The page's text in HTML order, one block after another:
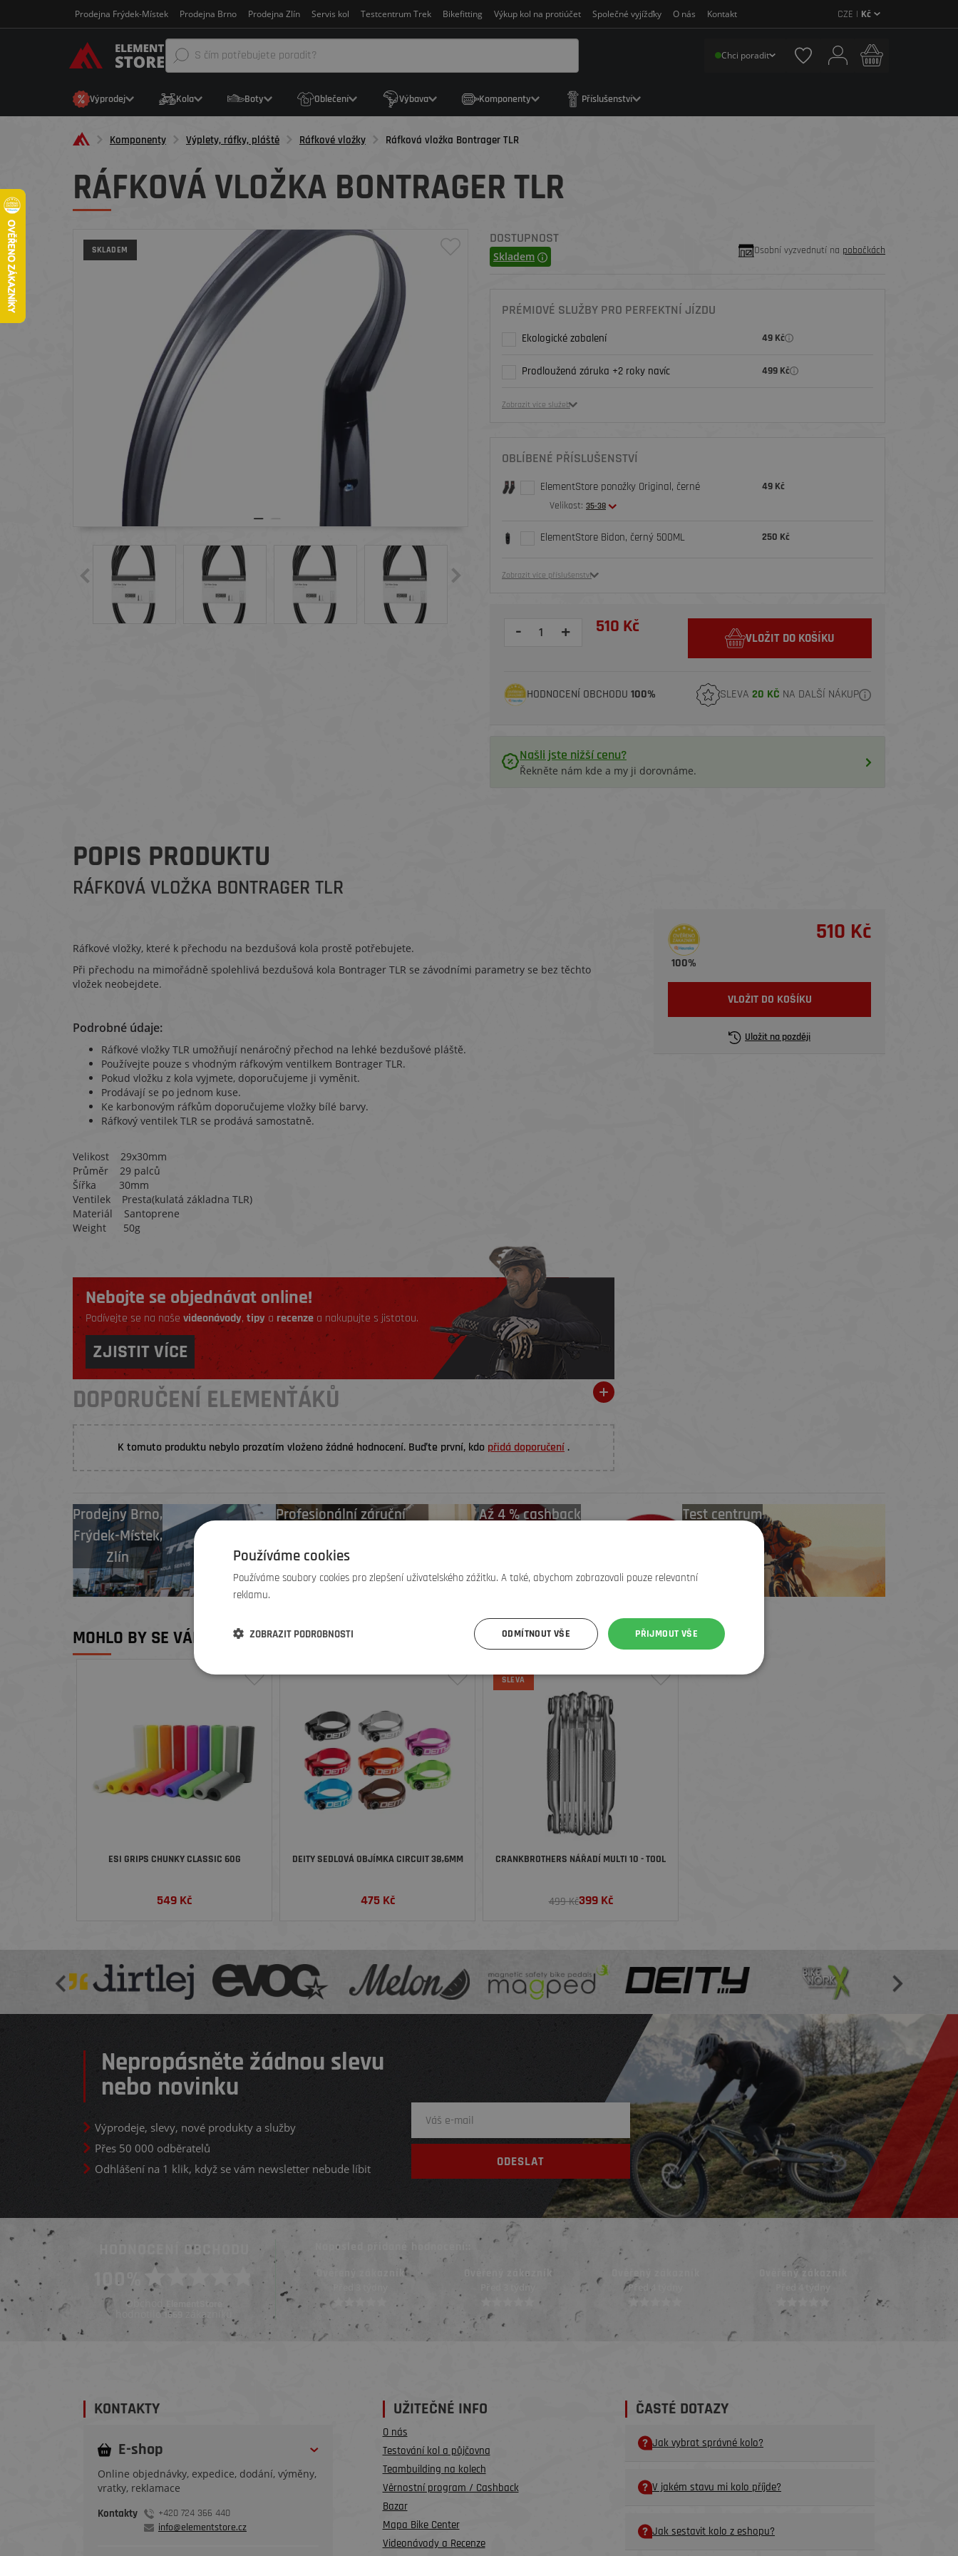
Prodejna Frýdek-Místek Prodejna Brno Prodejna Zlín Servis kol Testcentrum Trek Bikefitting Výkup kol na protiúčet Společné vyjížďky O nás Kontakt CZE | Kč
Chci poradit
Výprodej Kola Boty Oblečení Výbava Komponenty Příslušenství
Komponenty Výplety, ráfky, pláště Ráfkové vložky Ráfková vložka Bontrager TLR
RÁFKOVÁ VLOŽKA BONTRAGER TLR
SKLADEM
DOSTUPNOST
Skladem Osobní vyzvednutí na pobočkách
PRÉMIOVÉ SLUŽBY PRO PERFEKTNÍ JÍZDU
Ekologické zabalení 49 Kč
Prodloužená záruka +2 roky navíc 499 Kč
Zobrazit více služeb
OBLÍBENÉ PŘÍSLUŠENSTVÍ
ElementStore ponožky Original, černé
Velikost: 35-38
49 Kč
ElementStore Bidon, černý 500ML 250 Kč
Zobrazit více příslušenství
- + 510 Kč
VLOŽIT DO KOŠÍKU
HODNOCENÍ OBCHODU 100% SLEVA 20 KČ NA DALŠÍ NÁKUP
Našli jste nižší cenu?
Řekněte nám kde a my ji dorovnáme.
POPIS PRODUKTU
RÁFKOVÁ VLOŽKA BONTRAGER TLR
Ráfkové vložky, které k přechodu na bezdušová kola prostě potřebujete.
Při přechodu na mimořádně spolehlivá bezdušová kola Bontrager TLR se závodními parametry se bez těchto
vložek neobejdete.
Podrobné údaje:
Ráfkové vložky TLR umožňují nenáročný přechod na lehké bezdušové pláště.
Používejte pouze s vhodným ráfkovým ventilkem Bontrager TLR.
Pokud vložku z kola vyjmete, doporučujeme ji vyměnit.
Prodávají se po jednom kuse.
Ke karbonovým ráfkům doporučujeme vložky bílé barvy.
Ráfkový ventilek TLR se prodává samostatně.
Velikost 29x30mm
Průměr 29 palců
Šířka 30mm
Ventilek Presta(kulatá základna TLR)
Materiál Santoprene
Weight 50g
Nebojte se objednávat online!
Podívejte se na naše videonávody, tipy a recenze a nakupujte s jistotou.
ZJISTIT VÍCE
DOPORUČENÍ ELEMENŤÁKŮ
K tomuto produktu nebylo prozatím vloženo žádné hodnocení. Buďte první, kdo přidá doporučení.
100%
510 Kč
VLOŽIT DO KOŠÍKU
Uložit na později
ProdejnyBrno,
Frýdek-Místek,
Zlín
Profesionální záruční
Až 4 % cashback
Test centrum
TREK zdarma
MOHLO BY SE VÁM LÍBIT
ESI GRIPS CHUNKY CLASSIC 60G
549 Kč
DEITY SEDLOVÁ OBJÍMKA CIRCUIT 38,6MM
475Kč
SLEVA
CRANKBROTHERS NÁŘADÍ MULTI 10 - TOOL
499 Kč399Kč
Nepropásněte žádnou slevu
nebo novinku
Výprodeje, slevy, nové produkty a služby
Přes 50 000 odběratelů
Odhlášení na 1 klik, když se vám newsletter nebude líbit
HODNOCENÍ OBCHODU
100%
Obchod ElementStore
hodnotilo 1669 zákazníků
Naposled přidané hodnocení::
Před 3 týdny Před 3 týdny
Ověřený zákazník Ověřený zákazník
Před 4 týdny
Ověřený zákazník
Před 4 týdny
Ověřený zákazník
KONTAKTY
E-shop
Online objednávky, expedice, dodání, výměny,
vratky, reklamace
Kontakty
+420 724 366 440
info@elementstore.cz
UŽITEČNÉ INFO
O nás
Testování kol a půjčovna
Teambuilding na kolech
Věrnostní program / Cashback
Bazar
Mapa Bike Center
Videonávody a Recenze
ČASTÉ DOTAZY
Jak vybrat správné kolo?
V jakém stavu mi kolo příjde?
Jak sestavit kolo z eshopu?
Používáme cookies
Používáme soubory cookies pro zlepšení uživatelského zážitku. A také, abychom zobrazovali pouze relevantní
reklamu.
PŘIJMOUT VŠE
ODMÍTNOUT VŠE
ZOBRAZIT PODROBNOSTI